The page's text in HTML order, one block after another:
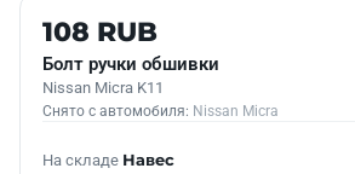
Б/У В НАЛИЧИИ
108 RUB
Болт ручки обшивки
Nissan Micra K11
Снято с автомобиля: Nissan Micra
На складе Навес